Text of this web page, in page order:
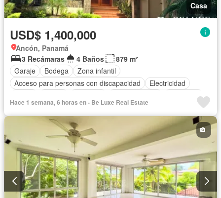
Casa
USD$ 1,400,000
Ancón, Panamá
3 Recámaras
4 Baños
879 m²
Garaje
Bodega
Zona infantil
Acceso para personas con discapacidad
Electricidad
Seguridad
Cuarto de servicio
Piscina Cancha de tenis
Hace 1 semana, 6 horas en - Be Luxe Real Estate